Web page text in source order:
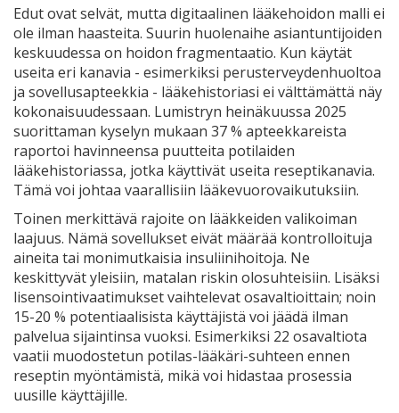
Edut ovat selvät, mutta digitaalinen lääkehoidon malli ei
ole ilman haasteita. Suurin huolenaihe asiantuntijoiden
keskuudessa on hoidon fragmentaatio. Kun käytät
useita eri kanavia - esimerkiksi perusterveydenhuoltoa
ja sovellusapteekkia - lääkehistoriasi ei välttämättä näy
kokonaisuudessaan. Lumistryn heinäkuussa 2025
suorittaman kyselyn mukaan 37 % apteekkareista
raportoi havinneensa puutteita potilaiden
lääkehistoriassa, jotka käyttivät useita reseptikanavia.
Tämä voi johtaa vaarallisiin lääkevuorovaikutuksiin.
Toinen merkittävä rajoite on lääkkeiden valikoiman
laajuus. Nämä sovellukset eivät määrää kontrolloituja
aineita tai monimutkaisia insuliinihoitoja. Ne
keskittyvät yleisiin, matalan riskin olosuhteisiin. Lisäksi
lisensointivaatimukset vaihtelevat osavaltioittain; noin
15-20 % potentiaalisista käyttäjistä voi jäädä ilman
palvelua sijaintinsa vuoksi. Esimerkiksi 22 osavaltiota
vaatii muodostetun potilas-lääkäri-suhteen ennen
reseptin myöntämistä, mikä voi hidastaa prosessia
uusille käyttäjille.